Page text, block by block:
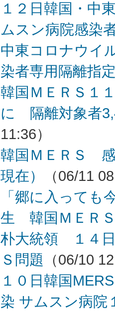
１２日韓国・中
ムスン病院感染
中東コロナウ
染者専用隔離指
韓国ＭＥＲＳ１
に 隔離対象者
11:36）
韓国ＭＥＲＳ 感
現在）
（06/11
「郷に入って
生 韓国ＭＥＲ
朴大統領 １４
Ｓ問題 （06/10
１０日韓国
染 サムスン病院